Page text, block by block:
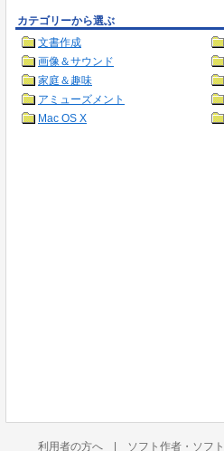
カテゴリーから選ぶ
文書作成
画像＆サウンド
家庭＆趣味
アミューズメント
Mac OS X
利用者の方へ | ソフト作者・ソフ